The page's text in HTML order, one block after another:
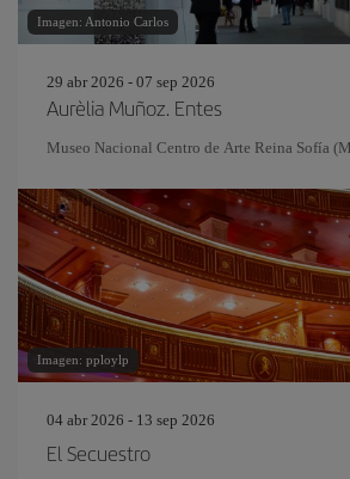
Imagen: Antonio Carlos
29 abr 2026 - 07 sep 2026
Aurèlia Muñoz. Entes
Museo Nacional Centro de Arte Reina Sofía
Imagen: pploylp
04 abr 2026 - 13 sep 2026
El Secuestro